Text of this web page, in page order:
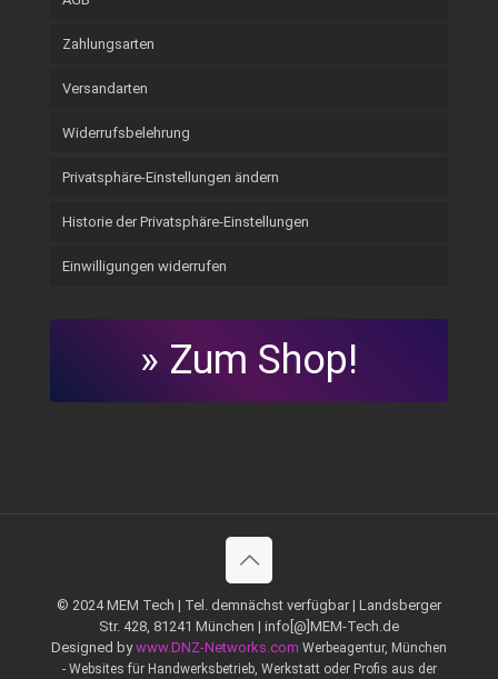
Zahlungsarten
Versandarten
Widerrufsbelehrung
Privatsphäre-Einstellungen ändern
Historie der Privatsphäre-Einstellungen
Einwilligungen widerrufen
» Zum Shop!
© 2024 MEM Tech | Tel. demnächst verfügbar | Landsberger
Str. 428, 81241 München | info[@]MEM-Tech.de
Designed bywww.DNZ-Networks.com Werbeagentur, München
- Websites für Handwerksbetrieb, Werkstatt oder Profis aus der